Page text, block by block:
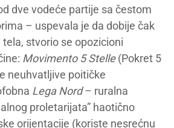
dve vodeće partije sa čestom
– uspevala je da dobije čak
stvorio se opozicioni
Movimento 5 Stelle(Pokret 5
neuhvatljive poitičke
Lega Nord– ruralna
proletarijata” haotično
orijentacije (koriste nesrećnu